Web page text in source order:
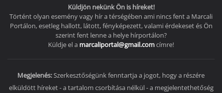
Küldjön nekünk Ön is híreket!
Történt olyan esemény vagy hír a térségében ami nincs fent a Marcali
Portálon, esetleg hallott, látott, fényképezett, valami érdekeset és Ön
szerint fent lenne a helye hírportálon?
Küldje el a marcaliportal@gmail.comcímre!
Megjelenés:Szerkesztőségünk fenntartja a jogot, hogy a részére
elküldött híreket - a tartalom csorbítása nélkül - a megjelentethetőség